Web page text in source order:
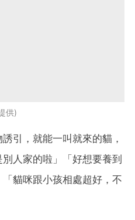
供
引，就能一叫就來的貓，
人家的啦」「好想要養到
貓咪跟小孩相處超好，不